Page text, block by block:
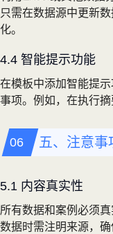
只需在数据源中更新
化。
4.4 智能提示功能
在模板中添加智能提
事项。例如，在执行
五、注意事
5.1 内容真实性
所有数据和案例必须
数据时需注明来源，确